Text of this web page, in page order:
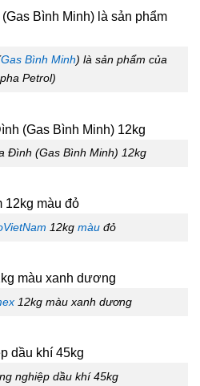
Gas Bình Minh) là sản phẩm của
Petrol)
Đình (Gas Bình Minh) 12kg
12kg màu đỏ
12kg màu xanh dương
nghiệp dầu khí 45kg